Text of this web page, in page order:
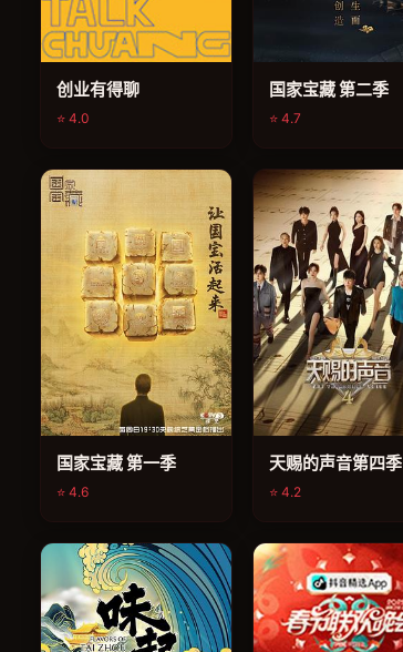
创业有得聊
⭐ 4.0
国家宝藏 第二季
⭐ 4.7
综艺
国家宝藏 第一季
⭐ 4.6
综艺
天赐的声音第四季
⭐ 4.2
综艺 综艺